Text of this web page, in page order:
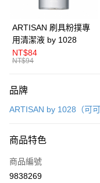
全盈+PAY
AFTEE先享後付
【關於「AFTEE先享後付」
便利好安心！
２．便利：只要手機號碼，
３．安心：先確認商品／服
【「AFTEE先享後付」結帳
１．於結帳方式選擇「
每筆NT$80，滿NT$599(
ARTISAN 刷具粉撲專
用清潔液 by 1028
NT$84
NT$94
品牌
ARTISAN by 1028（可可
商品特色
商品編號
9838269